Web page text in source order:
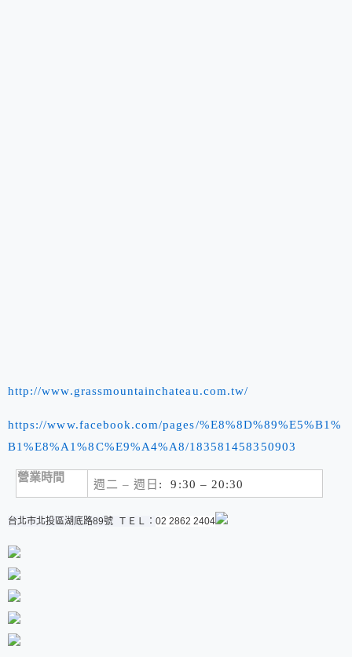
http://www.grassmountainchateau.com.tw/
https://www.facebook.com/pages/%E8%8D%89%E5%B1%
B1%E8%A1%8C%E9%A4%A8/183581458350903
營業時間
週二 – 週日 : 9:30 – 20:30
台北市北投區湖底路89號 ＴＥＬ： 02 2862 2404